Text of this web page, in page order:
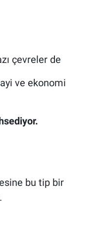
çevreler de
ve ekonomi
bu tip bir